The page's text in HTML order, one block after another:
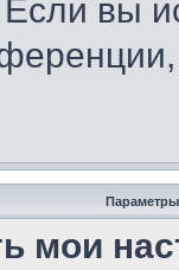
вы
Параметры
мои